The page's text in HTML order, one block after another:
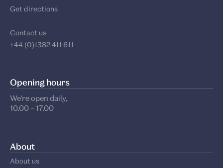
Get directions
Contact us
+44 (0)1382 411 611
Opening hours
We’re open daily,
10.00 – 17.00
About
About us